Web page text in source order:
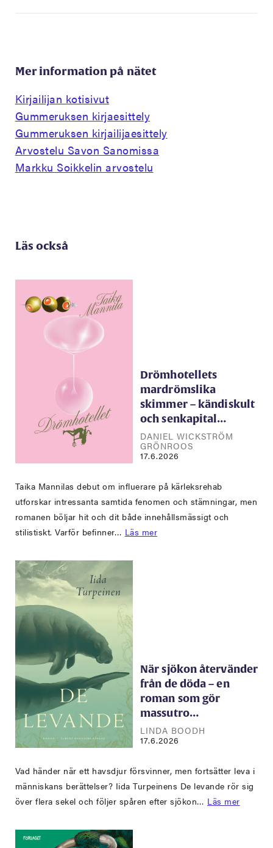
Mer information på nätet
Kirjailijan kotisivut
Gummeruksen kirjaesittely
Gummeruksen kirjailijaesittely
Arvostelu Savon Sanomissa
Markku Soikkelin arvostelu
Läs också
Drömhotellets
mardrömslika
skimmer – kändiskult
och senkapital…
DANIEL WICKSTRÖM
GRÖNROOS
17.6.2026
Taika Mannilas debut om influerare på kärleksrehab
utforskar intressanta samtida fenomen och stämningar, men
romanen böljar hit och dit både innehållsmässigt och
stilistiskt. Varför befinner… Läs mer
När sjökon återvänder
från de döda – en
roman som gör
massutro…
LINDA BOODH
17.6.2026
Vad händer när ett havsdjur försvinner, men fortsätter leva i
människans berättelser? Iida Turpeinens De levande rör sig
över flera sekel och följer spåren efter sjökon… Läs mer